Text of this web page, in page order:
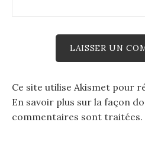
Ce site utilise Akismet pour
En savoir plus sur la façon
commentaires sont traitées.